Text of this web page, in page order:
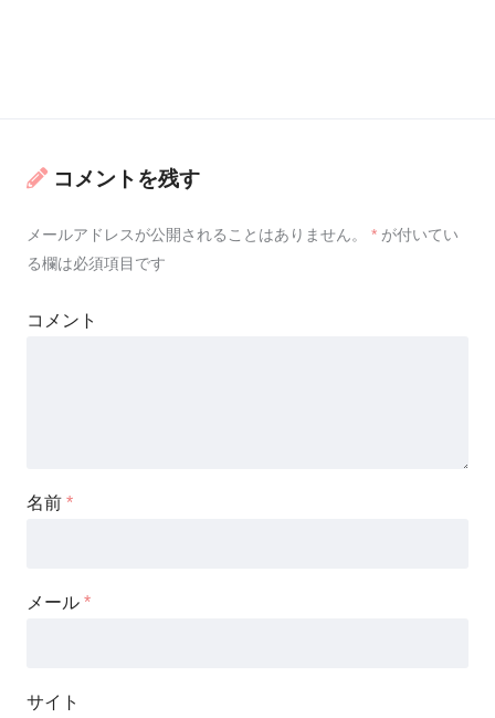
コメントを残す
メールアドレスが公開されることはありません。 * が付いてい
る欄は必須項目です
コメント
名前 *
メール *
サイト